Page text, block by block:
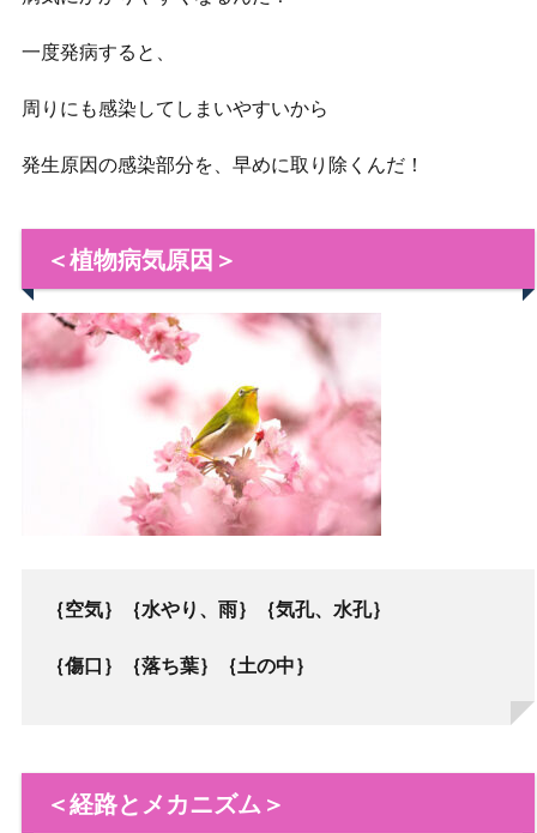
一度発病すると、
周りにも感染してしまいやすいから
発生原因の感染部分を、早めに取り除くんだ！
＜植物病気原因＞
｛空気｝ ｛水やり、雨｝ ｛気孔、水孔｝
｛傷口｝ ｛落ち葉｝ ｛土の中｝
＜経路とメカニズム＞